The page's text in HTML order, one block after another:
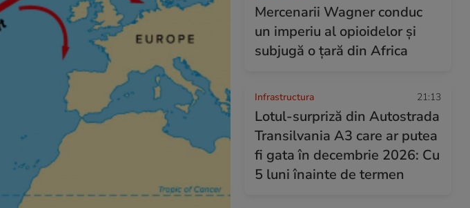
Mercenarii Wagner conduc
un imperiu al opioidelor și
subjugă o țară din Africa
Infrastructura 21:13
Lotul-surpriză din Autostrada
Transilvania A3 care ar putea
fi gata în decembrie 2026: Cu
5 luni înainte de termen